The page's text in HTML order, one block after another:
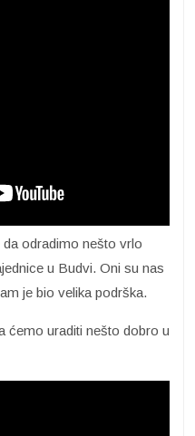
odradimo nešto vrlo
u Budvi. Oni su nas
je bio velika podrška.
ćemo uraditi nešto dobro u